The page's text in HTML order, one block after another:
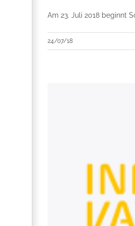
Am 23. Juli 2018 beginnt
24/07/18